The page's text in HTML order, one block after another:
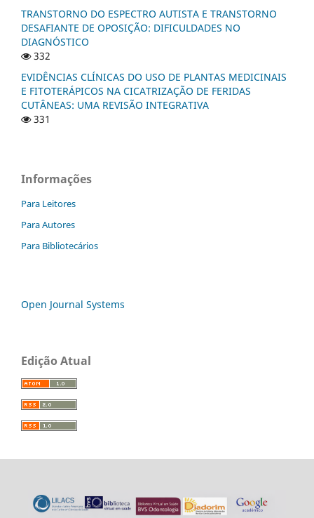
TRANSTORNO DO ESPECTRO AUTISTA E TRANSTORNO
DESAFIANTE DE OPOSIÇÃO: DIFICULDADES NO
DIAGNÓSTICO
332
EVIDÊNCIAS CLÍNICAS DO USO DE PLANTAS MEDICINAIS
E FITOTERÁPICOS NA CICATRIZAÇÃO DE FERIDAS
CUTÂNEAS: UMA REVISÃO INTEGRATIVA
331
Informações
Para Leitores
Para Autores
Para Bibliotecários
Open Journal Systems
Edição Atual